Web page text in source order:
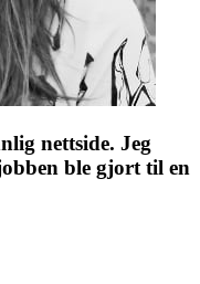
nettside. Jeg
ble gjort til en